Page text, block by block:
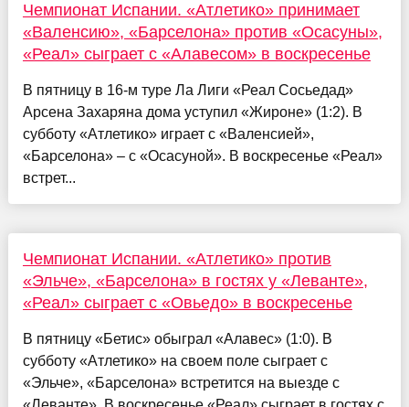
Чемпионат Испании. «Атлетико» принимает
«Валенсию», «Барселона» против «Осасуны»,
«Реал» сыграет с «Алавесом» в воскресенье
В пятницу в 16-м туре Ла Лиги «Реал Сосьедад»
Арсена Захаряна дома уступил «Жироне» (1:2). В
субботу «Атлетико» играет с «Валенсией»,
«Барселона» – с «Осасуной». В воскресенье «Реал»
встрет...
Чемпионат Испании. «Атлетико» против
«Эльче», «Барселона» в гостях у «Леванте»,
«Реал» сыграет с «Овьедо» в воскресенье
В пятницу «Бетис» обыграл «Алавес» (1:0). В
субботу «Атлетико» на своем поле сыграет с
«Эльче», «Барселона» встретится на выезде с